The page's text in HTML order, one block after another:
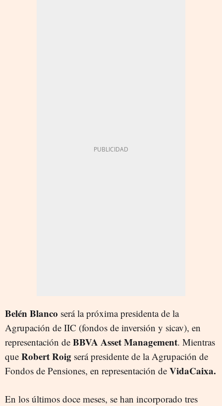
Belén Blanco será la próxima presidenta de la
Agrupación de IIC (fondos de inversión y sicav), en
representación de BBVA Asset Management. Mientras
que Robert Roig será presidente de la Agrupación de
Fondos de Pensiones, en representación de VidaCaixa.
En los últimos doce meses, se han incorporado tres